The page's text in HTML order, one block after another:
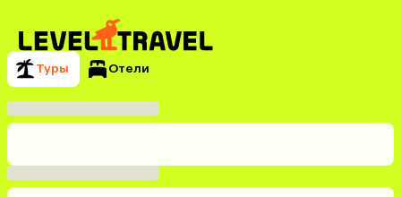
Туры Отели